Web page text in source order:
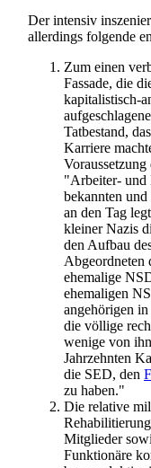
Der intensiv
allerdings folgende
Zum einen
Fassade, die
kapitalistisch-
Tatbestand,
Karriere
"Arbeiter- und
bekannten
an den Tag
kleiner Nazis
den Aufbau
Abgeordneten
ehemalige
ehemaligen
angehörigen
die völlige
wenige von
Jahrzehnten
die SED, den
zu haben."
Die relative
Mitglieder
Funktionäre